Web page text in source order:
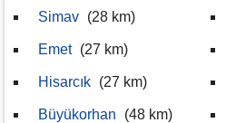
Simav (28 km)
Emet (27 km)
Hisarcık (27 km)
Büyükorhan (48 km)